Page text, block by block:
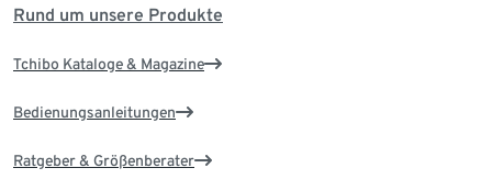
Rund um unsere Produkte
Tchibo Kataloge & Magazine
Bedienungsanleitungen
Ratgeber & Größenberater